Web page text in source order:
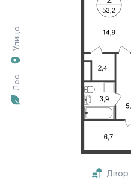
Лес
Улица
Двор